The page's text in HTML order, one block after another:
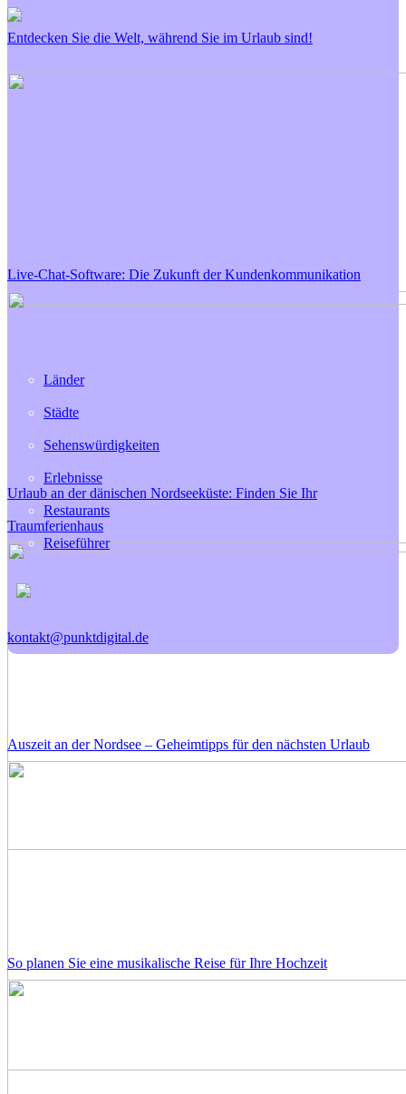
Entdecken Sie die Welt, während Sie im Urlaub sind!
Live-Chat-Software: Die Zukunft der Kundenkommunikation
Urlaub an der dänischen Nordseeküste: Finden Sie Ihr
Traumferienhaus
Auszeit an der Nordsee – Geheimtipps für den nächsten Urlaub
So planen Sie eine musikalische Reise für Ihre Hochzeit
Länder
Städte
Sehenswürdigkeiten
Erlebnisse
Restaurants
Reiseführer
kontakt@punktdigital.de